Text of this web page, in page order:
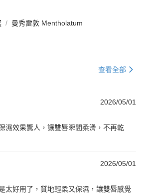
曼秀雷敦 Mentholatum
查看全部
2026/05/01
濕效果驚人，讓雙唇瞬間柔滑，不再乾
2026/05/01
太好用了，質地輕柔又保濕，讓雙唇感覺